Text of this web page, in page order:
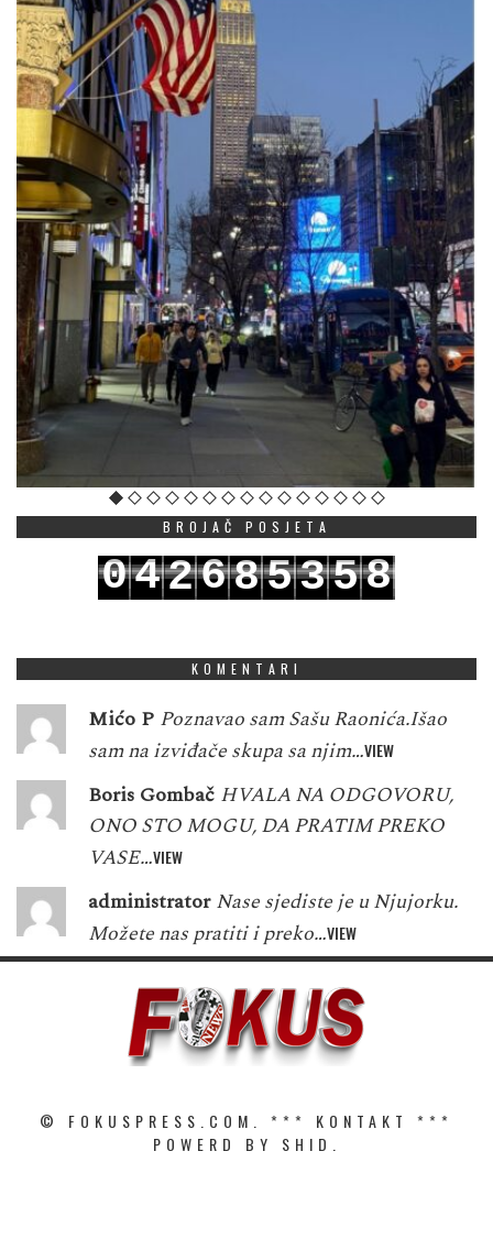
BROJAČ POSJETA
042685358
KOMENTARI
Mićo P Poznavao sam Sašu Raonića.Išao
sam na izviđače skupa sa njim…VIEW
Boris Gombač HVALA NA ODGOVORU,
ONO STO MOGU, DA PRATIM PREKO
VASE…VIEW
administrator Nase sjediste je u Njujorku.
Možete nas pratiti i preko…VIEW
© FOKUSPRESS.COM. *** KONTAKT
***
POWERD BY SHID.